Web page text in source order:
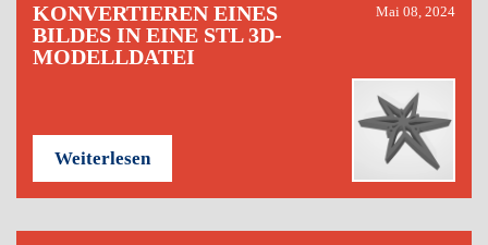
KONVERTIEREN EINES
BILDES IN EINE STL 3D-
MODELLDATEI
Mai 08, 2024
Weiterlesen